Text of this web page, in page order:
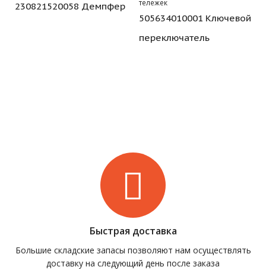
230821520058 Демпфер
тележек
505634010001 Ключевой
переключатель
Быстрая доставка
Большие складские запасы позволяют нам осуществлять
доставку на следующий день после заказа